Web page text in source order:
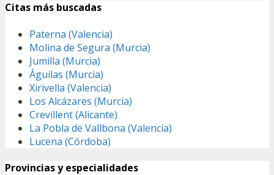
Citas más buscadas
Paterna (Valencia)
Molina de Segura (Murcia)
Jumilla (Murcia)
Águilas (Murcia)
Xirivella (Valencia)
Los Alcázares (Murcia)
Crevillent (Alicante)
La Pobla de Vallbona (Valencia)
Lucena (Córdoba)
Provincias y especialidades